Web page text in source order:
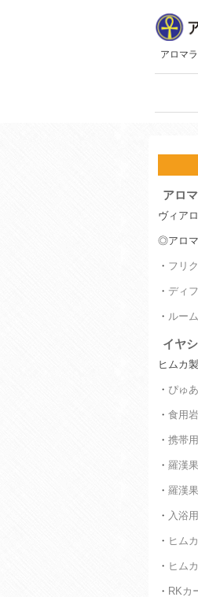
アロマ
アロ
ヴィア
◎アロ
・ フリ
・ ディ
・ ルー
イヤ
ヒムカ
・ ぴゅ
・ 食用
・ 携帯
・ 羅漢
・ 羅漢
・ 入浴
・ ヒム
・ ヒム
・ RKカ